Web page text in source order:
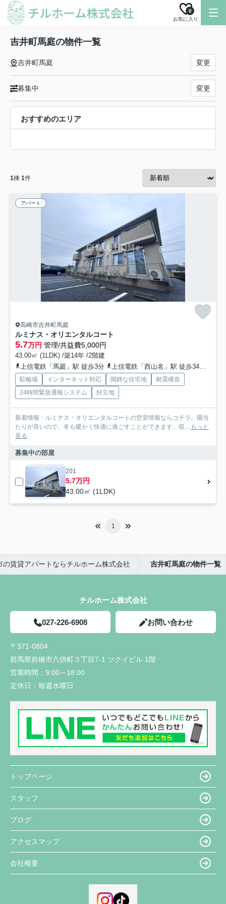
お気に入り
0
吉井町馬庭の物件一覧
吉井町馬庭 変更
募集中 変更
おすすめのエリア
1棟 1件
アパート
高崎市吉井町馬庭
ルミナス・オリエンタルコート
5.7万円 管理/共益費5,000円
43.00㎡ (1LDK) /築14年 /2階建
上信電鉄「馬庭」駅 徒歩3分
上信電鉄「西山名」駅 徒歩34分
駐輪場 インターネット対応 閑静な住宅地
耐震構造
24時間緊急通報システム
好立地
新着情報：ルミナス・オリエンタルコートの空室情報ならコチラ。陽当
たりが良いので、冬も暖かく快適に過ごすことができます。収... もっと
見る
募集中の部屋
201
5.7万円
43.00㎡ (1LDK)
1
の賃貸アパートならチルホーム株式会社 吉井町馬庭の物件一覧
チルホーム株式会社
027-226-6908 お問い合わせ
〒371-0804
群馬県前橋市六供町３丁目7-1 ツクイビル 1階
営業時間： 9:00～18:00
定休日： 毎週水曜日
トップページ
スタッフ
ブログ
アクセスマップ
会社概要